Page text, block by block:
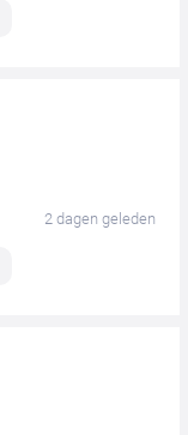
2 dagen geleden